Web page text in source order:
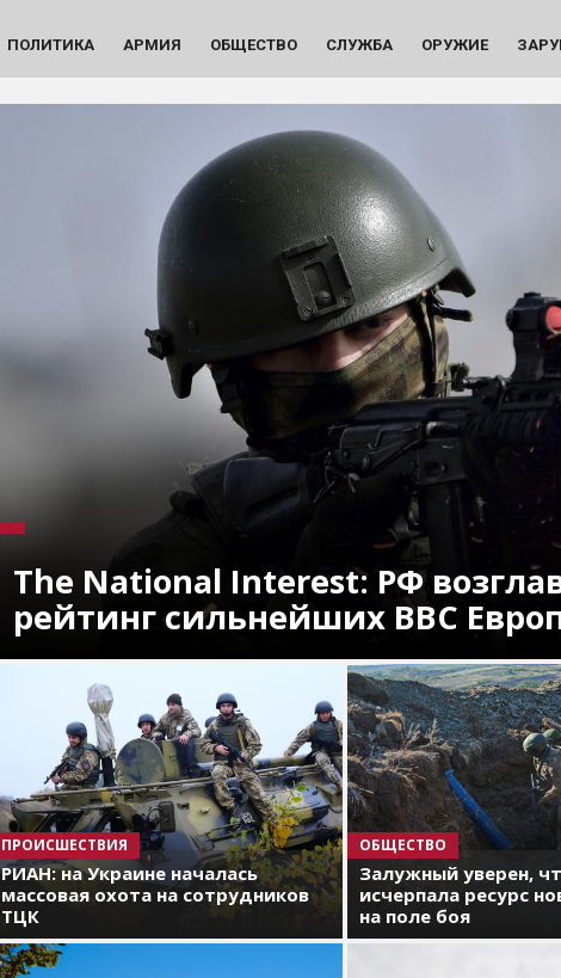
ПОЛИТИКА АРМИЯ ОБЩЕСТВО СЛУЖБА ОРУЖИЕ
The National Interest: РФ
рейтинг сильнейших ВВС
ПРОИСШЕСТВИЯ
РИАН: на Украине началась
массовая охота на сотрудников
ТЦК
ОБЩЕСТВО
Залужный уверен,
исчерпала ресурс
на поле боя